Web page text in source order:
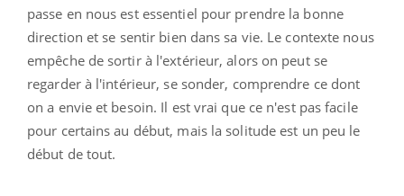
passe en nous est essentiel pour prendre la bonne
direction et se sentir bien dans sa vie. Le contexte nous
empêche de sortir à l'extérieur, alors on peut se
regarder à l'intérieur, se sonder, comprendre ce dont
on a envie et besoin. Il est vrai que ce n'est pas facile
pour certains au début, mais la solitude est un peu le
début de tout.